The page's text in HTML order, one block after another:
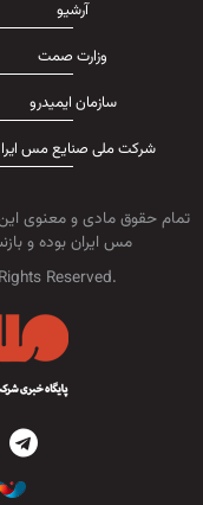
آرشیو
وزارت صمت
سازمان ایمیدرو
شرکت ملی صنایع مس
تمام حقوق مادی و معنوی
مس ایران بوده و
Reserved.